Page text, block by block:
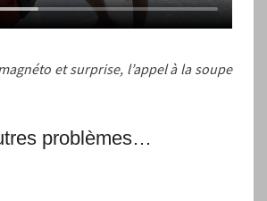
et surprise, l’appel à la soupe
problèmes…